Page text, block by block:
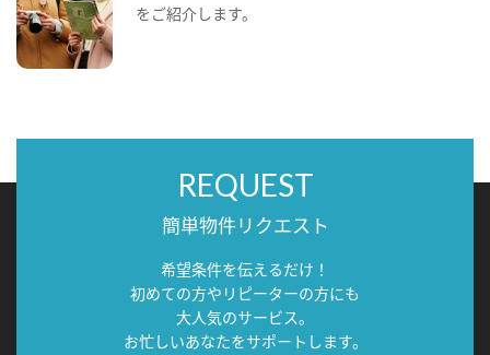
をご紹介します。
REQUEST
簡単物件リクエスト
希望条件を伝えるだけ！
初めての方やリピーターの方にも
大人気のサービス。
お忙しいあなたをサポートします。